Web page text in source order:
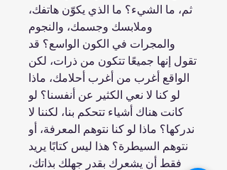
ثم، ما الشيء؟ ما الذي يكوّن هاتفك،
وملابسك وجسمك، والنجوم
والمجرات في الكون الواسع؟ قد
تقول إنها جميعًا تتكون من ذرات، لكن
الواقع أغرب من أغرب أحلامك، ماذا
لو كنا لا نعي الكثير عن أنفسنا؟ لو
كانت هناك أشياء تتحكم بنا، لكننا لا
ندركها؟ ماذا لو كنا نتوهم المعرفة، أو
نتوهم السيطرة؟ هذا ليس كتابًا يريد
فقط أن يشعرك بقدر جهلك بذاتك،